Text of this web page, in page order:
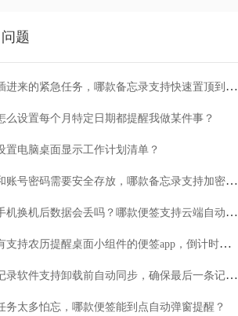
题
临时插进来的紧急任务，哪款备忘录支持快速置顶到清单首位？
么设置每个月特定日期都提醒我做某件事？
置电脑桌面显示工作计划清单？
日记和账号密码需要安全存放，哪款备忘录支持加密保护？
安卓手机换机后数据会丢吗？哪款便签支持云端自动备份？
有没有支持农历提醒桌面小组件的便签app，倒计时一目了然
哪款记录软件支持卸载前自动同步，确保最后一条记录不丢失？
务太多怕忘，哪款便签能到点自动弹窗提醒？